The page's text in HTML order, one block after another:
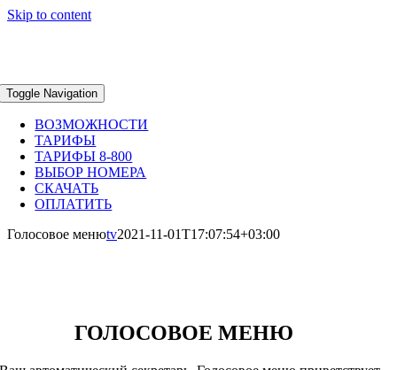
Skip to content
Toggle Navigation
ВОЗМОЖНОСТИ
ТАРИФЫ
ТАРИФЫ 8-800
ВЫБОР НОМЕРА
СКАЧАТЬ
ОПЛАТИТЬ
Голосовое менюtv2021-11-01T17:07:54+03:00
ГОЛОСОВОЕ МЕНЮ